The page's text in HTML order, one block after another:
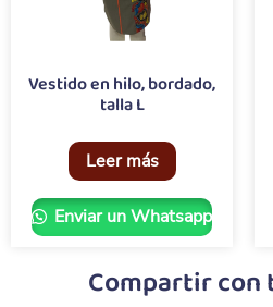
Vestido en hilo, bordado,
talla L
Leer más
Enviar un Whatsapp
Compartir con